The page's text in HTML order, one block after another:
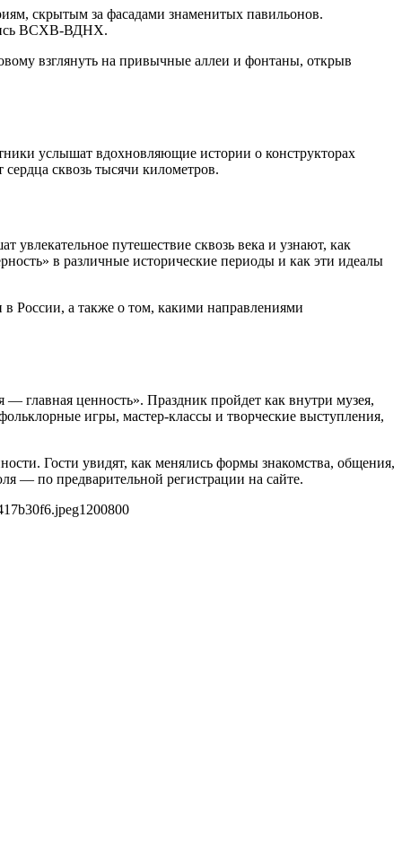
скрытым за фасадами знаменитых павильонов.
ВСХВ-ВДНХ.
взглянуть на привычные аллеи и фонтаны, открыв
услышат вдохновляющие истории о конструкторах
сквозь тысячи километров.
путешествие сквозь века и узнают, как
в различные исторические периоды и как эти идеалы
России, а также о том, какими направлениями
ценность». Праздник пройдет как внутри музея,
игры, мастер-классы и творческие выступления,
Гости увидят, как менялись формы знакомства, общения,
— по предварительной регистрации на сайте.
1200800